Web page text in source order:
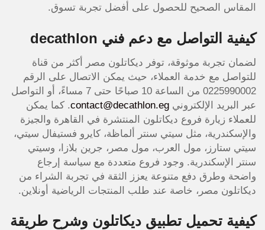
المقاس الصحيح للحصول على أفضل تجربة تسوق.
كيفية التواصل مع دعم فني decathlon
لضمان تجربة موثوقة، توفر ديكاتلون مصر أكثر من قناة
للتواصل مع خدمة العملاء، حيث يمكن الاتصال على الرقم
0225990002 من الساعة 10 صباحًا حتى 7 مساءً، أو التواصل
عبر البريد الإلكتروني contact@decathlon.eg. كما يمكن
للعملاء زيارة فروع ديكاتلون المنتشرة في القاهرة والجيزة
والإسكندرية، مثل سيتي سنتر ألماظة، كايرو فستيفال سيتي،
سيتي ستارز، مول العرب، مول مصر، جرين بلازا، وسيتي
سنتر الإسكندرية. وجود فروع متعددة مع سياسة إرجاع
واضحة وطرق دفع متنوعة يعزز الثقة في تجربة الشراء من
ديكاتلون مصر، خاصة عند طلب المنتجات الرياضية أونلاين.
كيفية تحميل تطبيق ديكاتلون وشرح طريقة